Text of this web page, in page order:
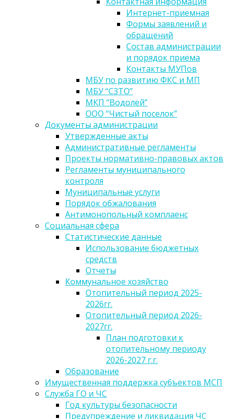
Интернет-приемная
Формы заявлений и
обращений
Состав администрации
и порядок приема
Контакты МУПов
МБУ по развитию ФКС и МП
МБУ “СЗТО”
МКП “Водолей”
ООО “Чистый поселок”
Документы администрации
Утвержденные акты
Административные регламенты
Проекты нормативно-правовых актов
Регламенты муниципального
контроля
Муниципальные услуги
Порядок обжалования
Антимонопольный комплаенс
Социальная сфера
Статистические данные
Использование бюджетных
средств
Отчеты
Коммунальное хозяйство
Отопительный период 2025-
2026гг.
Отопительный период 2026-
2027гг.
План подготовки к
отопительному периоду
2026-2027 г.г.
Образование
Имущественная поддержка субъектов МСП
Служба ГО и ЧС
Год культуры безопасности
Предупреждение и ликвидация ЧС